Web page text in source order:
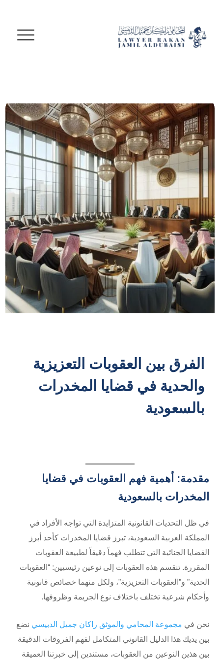
الفرق بين العقوبات التعزيزية
والحدية في قضايا المخدرات
بالسعودية
مقدمة: أهمية فهم العقوبات في قضايا
المخدرات بالسعودية
في ظل التحديات القانونية المتزايدة التي تواجه الأفراد في
المملكة العربية السعودية، تبرز قضايا المخدرات كأحد أبرز
القضايا الجنائية التي تتطلب فهماً دقيقاً لطبيعة العقوبات
المقررة. تنقسم هذه العقوبات إلى نوعين رئيسيين: “العقوبات
الحدية” و”العقوبات التعزيزية”، ولكل منهما خصائص قانونية
وأحكام شرعية تختلف باختلاف نوع الجريمة وظروفها.
نحن في مجموعة المحامي والموثق راكان جميل الدبيسي نضع
بين يديك هذا الدليل القانوني المتكامل لفهم الفروقات الدقيقة
بين هذين النوعين من العقوبات، مستندين إلى خبرتنا العميقة